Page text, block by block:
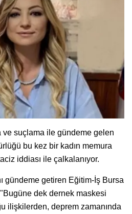
suçlama ile gündeme gelen
bu kez bir kadın memura
iddiası ile çalkalanıyor.
gündeme getiren Eğitim-İş Bursa
dek dernek maskesi
ilişkilerden, deprem zamanında